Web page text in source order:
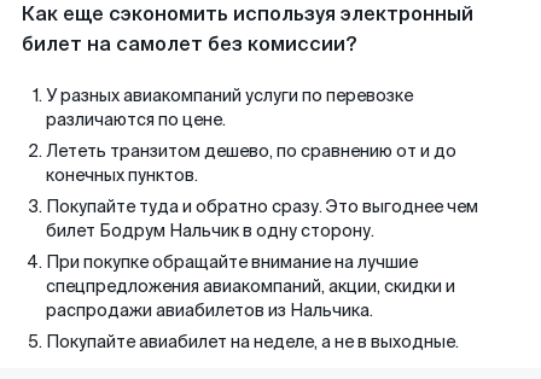
Как еще сэкономить используя электронный
билет на самолет без комиссии?
У разных авиакомпаний услуги по перевозке
различаются по цене.
Лететь транзитом дешево, по сравнению от и до
конечных пунктов.
Покупайте туда и обратно сразу. Это выгоднее чем
билет Бодрум Нальчик в одну сторону.
При покупке обращайте внимание на лучшие
спецпредложения авиакомпаний, акции, скидки и
распродажи авиабилетов из Нальчика.
Покупайте авиабилет на неделе, а не в выходные.